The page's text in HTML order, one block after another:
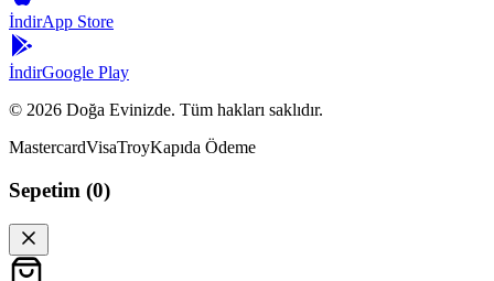
İndirApp Store
İndirGoogle Play
© 2026 Doğa Evinizde. Tüm hakları saklıdır.
MastercardVisaTroyKapıda Ödeme
Sepetim (0)